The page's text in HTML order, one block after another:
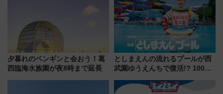
夕暮れのペンギンと会おう！葛
西臨海水族園が夜8時まで延長
としまえんの流れるプールが西
武園ゆうえんちで復活!? 100周
イダー」に注目 2026年夏は所